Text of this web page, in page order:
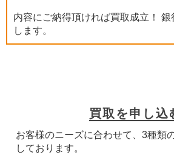
内容にご納得頂ければ買取成立！
します。
買取を申し込
お客様のニーズに合わせて、3種類
しております。